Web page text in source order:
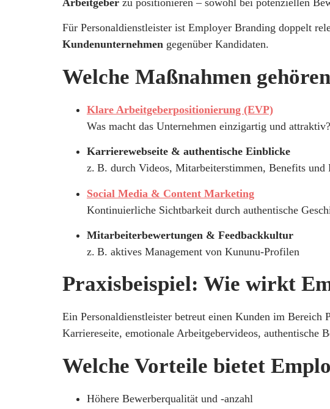
Arbeitgeber zu positionieren – sowohl bei potenziellen
Für Personaldienstleister ist Employer Branding doppelt
Kundenunternehmen gegenüber Kandidaten.
Welche Maßnahmen
Klare Arbeitgeberpositionierung (EVP)
Was macht das Unternehmen einzigartig und attraktiv?
Karrierewebseite & authentische Einblicke
z. B. durch Videos, Mitarbeiterstimmen, Benefits und
Social Media & Content Marketing
Kontinuierliche Sichtbarkeit durch authentische
Mitarbeiterbewertungen & Feedbackkultur
z. B. aktives Management von Kununu-Profilen
Praxisbeispiel: Wie wirkt
Ein Personaldienstleister betreut einen Kunden im
Karriereseite, emotionale Arbeitgebervideos, authentische
Welche Vorteile bietet
Höhere Bewerberqualität und -anzahl